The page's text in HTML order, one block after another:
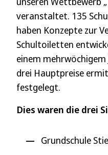
veranstaltet. 135
haben Konzepte zur
Schultoiletten
einem
drei Hauptpreise
festgelegt.
Dies waren die drei
Grundschule